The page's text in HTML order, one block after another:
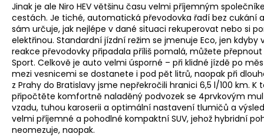
Jinak je ale Niro HEV většinu času velmi příjemným
cestách. Je tiché, automatická převodovka řadí bez cukání
sám určuje, jak nejlépe v dané situaci rekuperovat nebo si
elektřinou. Standardní jízdní režim se jmenuje Eco, jen kdyby
reakce převodovky připadala příliš pomalá, můžete
Sport. Celkově je auto velmi úsporné – při klidné jízdě po
mezi vesnicemi se dostanete i pod pět litrů, naopak při
z Prahy do Bratislavy jsme nepřekročili hranici 6,5 l/100 km. K
připočtěte komfortně naladěný podvozek se 4prvkovým
vzadu, tuhou karoserii a optimální nastavení tlumičů a
velmi příjemné a pohodlné kompaktní SUV, jehož hybridní
neomezuje, naopak.